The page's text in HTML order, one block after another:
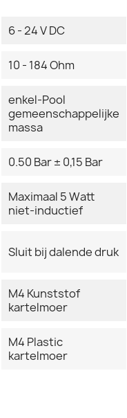
6 - 24 V DC
10 - 184 Ohm
enkel-Pool
gemeenschappelijke
massa
0.50 Bar ± 0,15 Bar
Maximaal 5 Watt
niet-inductief
Sluit bij dalende druk
M4 Kunststof
kartelmoer
M4 Plastic
kartelmoer